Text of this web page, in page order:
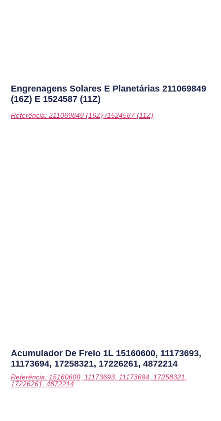
Engrenagens Solares E Planetárias211069849
(16Z) E 1524587 (11Z)
Referência: 211069849 (16Z) /1524587 (11Z)
Acumulador De Freio 1L 15160600, 11173693,
11173694, 17258321, 17226261, 4872214
Referência: 15160600, 11173693, 11173694, 17258321,
17226261, 4872214